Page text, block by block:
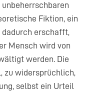
Fiktion, ein
dadurch erschafft,
Mensch wird von
werden. Die
zu widersprüchlich,
selbst ein Urteil